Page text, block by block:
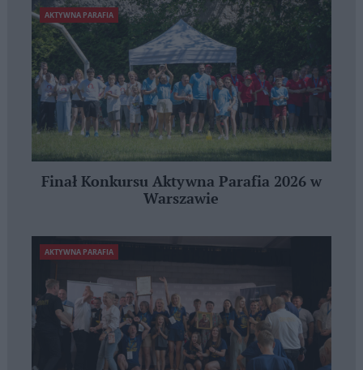
AKTYWNA PARAFIA
Finał Konkursu Aktywna Parafia 2026 w
Warszawie
AKTYWNA PARAFIA